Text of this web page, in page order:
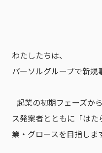
わたしたちは、
パーソルグループで新規
起業の初期フェーズか
ス発案者とともに「は
業・グロースを目指しま